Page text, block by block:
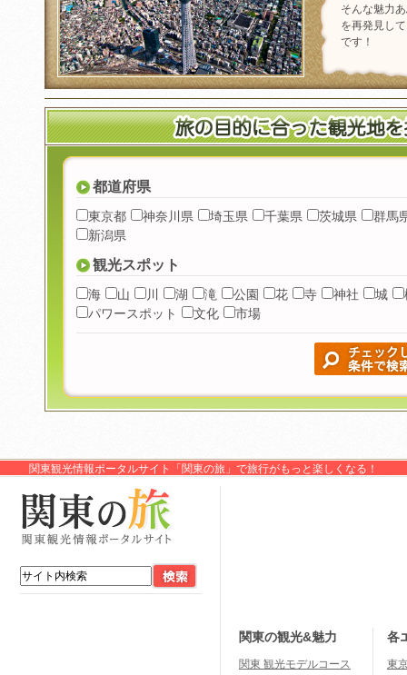
そんな魅力
を再発見し
です！
都道府県
東京都 神奈川県 埼玉県 千葉県 茨城県
群馬
新潟県
観光スポット
海 山 川 湖 滝 公園 花 寺 神社 城
パワースポット
文化 市場
関東観光情報ポータルサイト「関東の旅」で旅行がもっと楽しくなる！
関東の観光&魅力
関東 観光モデルコース
各
東